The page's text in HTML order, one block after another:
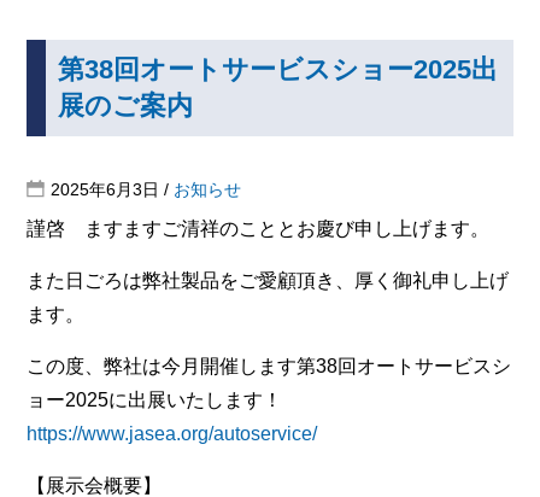
第38回オートサービスショー2025出
展のご案内
2025年6月3日 / お知らせ
謹啓 ますますご清祥のこととお慶び申し上げます。
また日ごろは弊社製品をご愛顧頂き、厚く御礼申し上げ
ます。
この度、弊社は今月開催します第38回オートサービスシ
ョー2025に出展いたします！
https://www.jasea.org/autoservice/
【展示会概要】